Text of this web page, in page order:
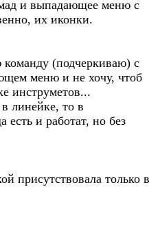
и выпадающее меню с
их иконки.
команду (подчеркиваю) с
меню и не хочу, чтоб
инструметов...
линейке, то в
и работат, но без
присутствовала только в